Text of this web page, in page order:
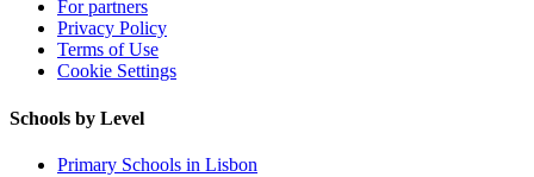
For partners
Privacy Policy
Terms of Use
Cookie Settings
Schools by Level
Primary Schools in Lisbon